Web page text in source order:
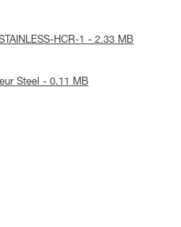
HCR-1 - 2.33 MB
Steel - 0.11 MB